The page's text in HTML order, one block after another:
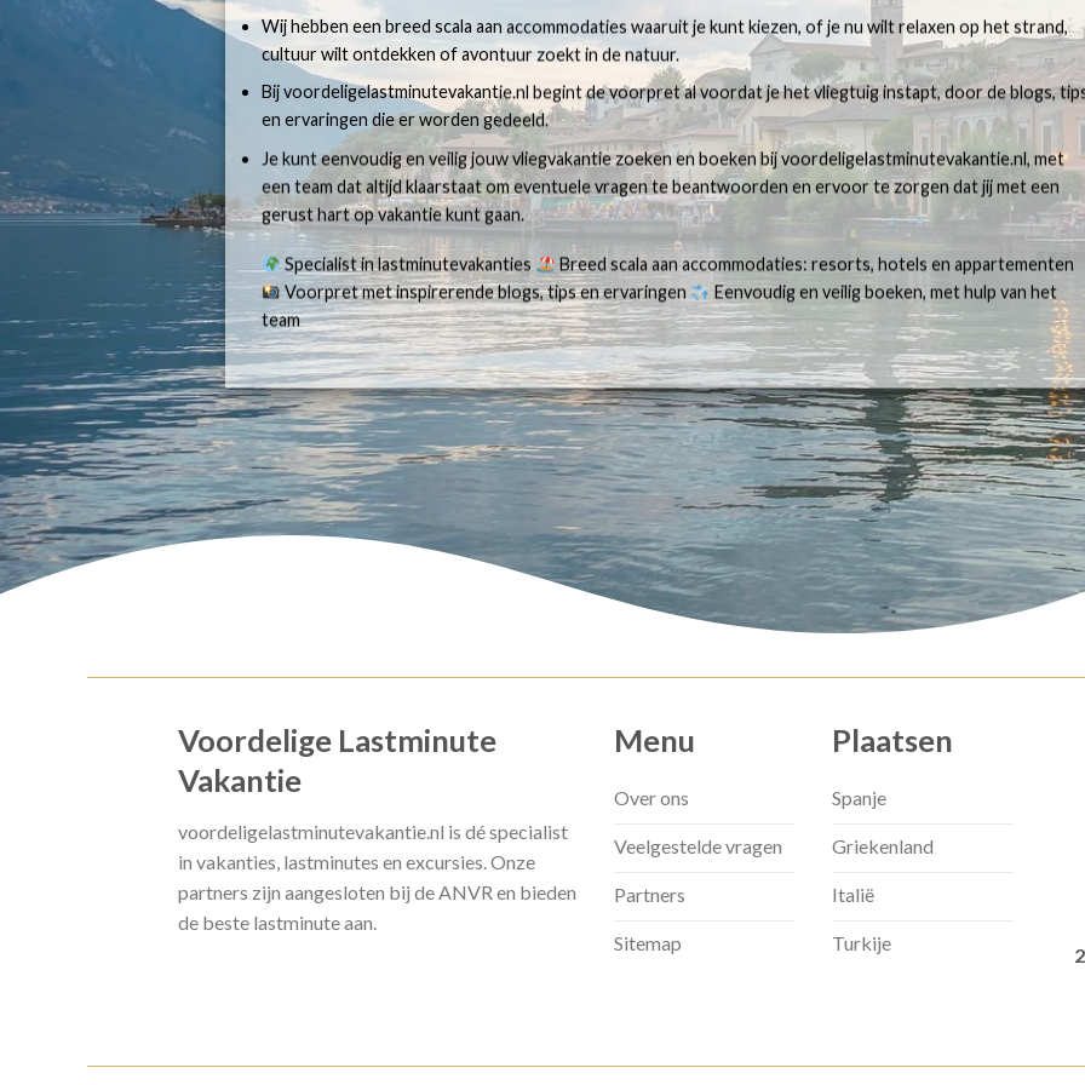
Wij hebben een breed scala aan accommodaties waaruit je kunt kiezen, of je nu wilt relaxen op het strand,
cultuur wilt ontdekken of avontuur zoekt in de natuur.
Bij voordeligelastminutevakantie.nl begint de voorpret al voordat je het vliegtuig instapt, door de blogs,
en ervaringen die er worden gedeeld.
Je kunt eenvoudig en veilig jouw vliegvakantie zoeken en boeken bij voordeligelastminutevakantie.nl, met
een team dat altijd klaarstaat om eventuele vragen te beantwoorden en ervoor te zorgen dat jij met een
gerust hart op vakantie kunt gaan.
Specialist in lastminutevakanties
Breed scala aan accommodaties: resorts, hotels en appartementen
Voorpret met inspirerende blogs, tips en ervaringen
Eenvoudig en veilig boeken, met hulp van het
team
Voordelige Lastminute
Vakantie
voordeligelastminutevakantie.nl is dé specialist
in vakanties, lastminutes en excursies. Onze
partners zijn aangesloten bij de ANVR en bieden
de beste lastminute aan.
Menu
Over ons
Veelgestelde vragen
Partners
Sitemap
Plaatsen
Spanje
Griekenland
Italië
Turkije